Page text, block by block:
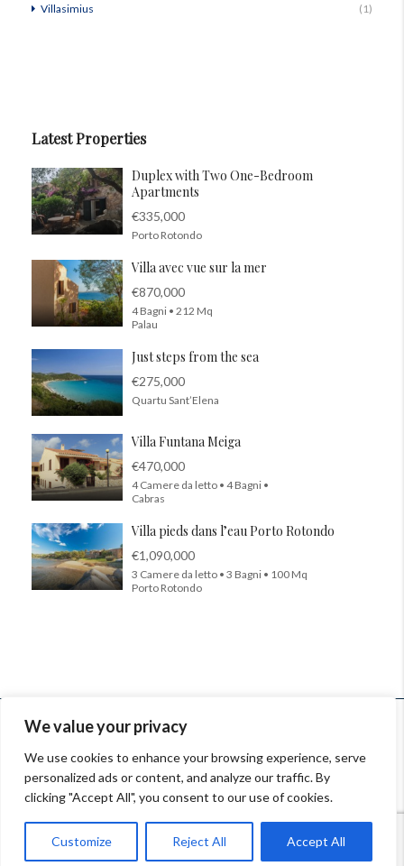
We value your privacy
We use cookies to enhance your browsing experience, serve
personalized ads or content, and analyze our traffic. By
clicking "Accept All", you consent to our use of cookies.
Customize Reject All Accept All
Villasimius
(1)
Latest Properties
Duplex with Two One-Bedroom
Apartments
€335,000
Porto Rotondo
Villa avec vue sur la mer
€870,000
4 Bagni • 212 Mq
Palau
Just steps from the sea
€275,000
Quartu Sant’Elena
Villa Funtana Meiga
€470,000
4 Camere da letto • 4 Bagni •
Cabras
Villa pieds dans l’eau Porto Rotondo
€1,090,000
3 Camere da letto • 3 Bagni • 100 Mq
Porto Rotondo
© InSardinia 2025- Tous droits réservés
Legal Notes|Confidentiality Policy|Contacts
Rue du Cendrier 12-14 - 1201 Genève, Suisse